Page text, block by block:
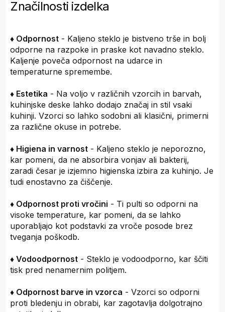
Značilnosti izdelka
♦ Odpornost - Kaljeno steklo je bistveno trše in bolj
odporne na razpoke in praske kot navadno steklo.
Kaljenje poveča odpornost na udarce in
temperaturne spremembe.
♦ Estetika - Na voljo v različnih vzorcih in barvah,
kuhinjske deske lahko dodajo značaj in stil vsaki
kuhinji. Vzorci so lahko sodobni ali klasični, primerni
za različne okuse in potrebe.
♦ Higiena in varnost - Kaljeno steklo je neporozno,
kar pomeni, da ne absorbira vonjav ali bakterij,
zaradi česar je izjemno higienska izbira za kuhinjo. Je
tudi enostavno za čiščenje.
♦ Odpornost proti vročini - Ti pulti so odporni na
visoke temperature, kar pomeni, da se lahko
uporabljajo kot podstavki za vroče posode brez
tveganja poškodb.
♦ Vodoodpornost - Steklo je vodoodporno, kar ščiti
tisk pred nenamernim politjem.
♦ Odpornost barve in vzorca - Vzorci so odporni
proti bledenju in obrabi, kar zagotavlja dolgotrajno